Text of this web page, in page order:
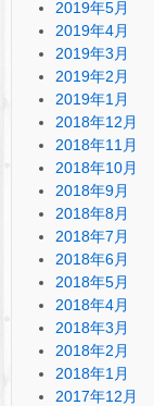
2019年5月
2019年4月
2019年3月
2019年2月
2019年1月
2018年12月
2018年11月
2018年10月
2018年9月
2018年8月
2018年7月
2018年6月
2018年5月
2018年4月
2018年3月
2018年2月
2018年1月
2017年12月